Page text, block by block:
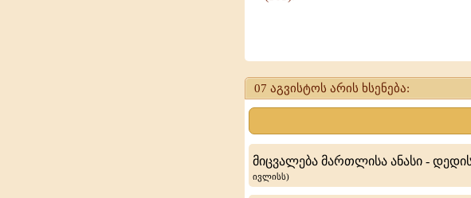
პალესტინელი
07 აგვისტოს არის ხსენება:
მიცვალება მართლისა ანასი -
ივლისს)